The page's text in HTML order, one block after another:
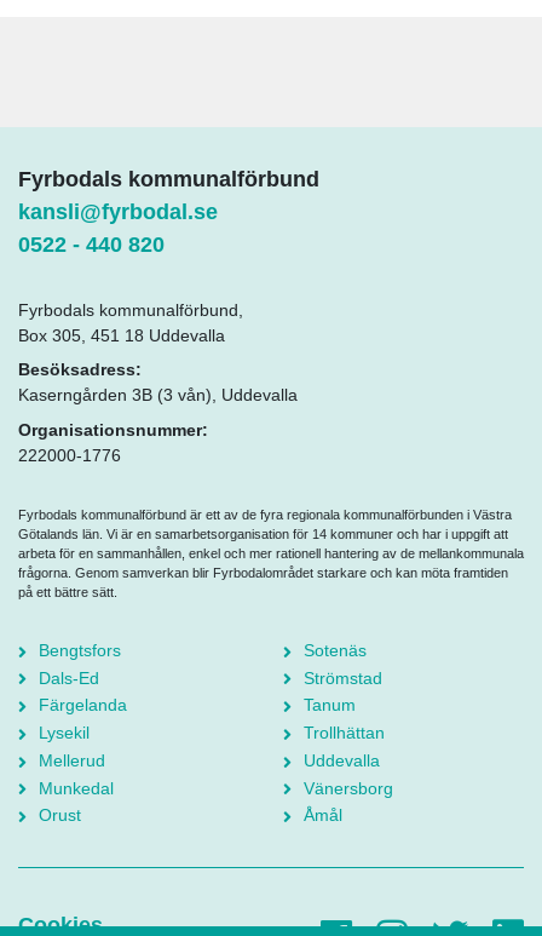
Fyrbodals kommunalförbund
kansli@fyrbodal.se
0522 - 440 820
Fyrbodals kommunalförbund,
Box 305, 451 18 Uddevalla
Besöksadress:
Kaserngården 3B (3 vån), Uddevalla
Organisationsnummer:
222000-1776
Fyrbodals kommunalförbund är ett av de fyra regionala kommunalförbunden i Västra
Götalands län. Vi är en samarbetsorganisation för 14 kommuner och har i uppgift att
arbeta för en sammanhållen, enkel och mer rationell hantering av de mellankommunala
frågorna. Genom samverkan blir Fyrbodalområdet starkare och kan möta framtiden
på ett bättre sätt.
Bengtsfors
Dals-Ed
Färgelanda
Lysekil
Mellerud
Munkedal
Orust
Sotenäs
Strömstad
Tanum
Trollhättan
Uddevalla
Vänersborg
Åmål
Cookies